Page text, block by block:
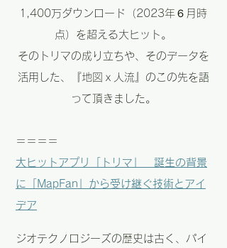
1,400万ダウンロード（2023年６月時
点）を超える大ヒット。
そのトリマの成り立ちや、そのデータを
活用した、『地図ｘ人流』のこの先を語
って頂きました。
＝＝＝＝
大ヒットアプリ「トリマ」 誕生の背景
に「MapFan」から受け継ぐ技術とアイ
デア
ジオテクノロジーズの歴史は古く、パイ